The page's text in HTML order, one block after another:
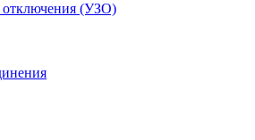
отключения (УЗО)